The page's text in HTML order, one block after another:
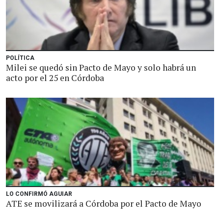
POLÍTICA
Milei se quedó sin Pacto de Mayo y solo habrá un
acto por el 25 en Córdoba
LO CONFIRMÓ AGUIAR
ATE se movilizará a Córdoba por el Pacto de Mayo